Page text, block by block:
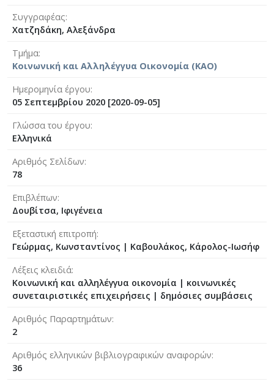
Συγγραφέας
Χατζηδάκη, Αλεξάνδρα
Τμήμα
Κοινωνική και Αλληλέγγυα Οικονομία (ΚΑΟ)
Ημερομηνία έργου
05 Σεπτεμβρίου 2020 [2020-09-05]
Γλώσσα του έργου
Ελληνικά
Αριθμός Σελίδων
78
Επιβλέπων
Δουβίτσα, Ιφιγένεια
Εξεταστική επιτροπή
Γεώρμας, Κωνσταντίνος | Καβουλάκος, Κάρολος-Ιωσήφ
Λέξεις κλειδιά
Κοινωνική και αλληλέγγυα οικονομία | κοινωνικές
συνεταιριστικές επιχειρήσεις | δημόσιες συμβάσεις
Αριθμός Παραρτημάτων
2
Αριθμός ελληνικών βιβλιογραφικών αναφορών
36